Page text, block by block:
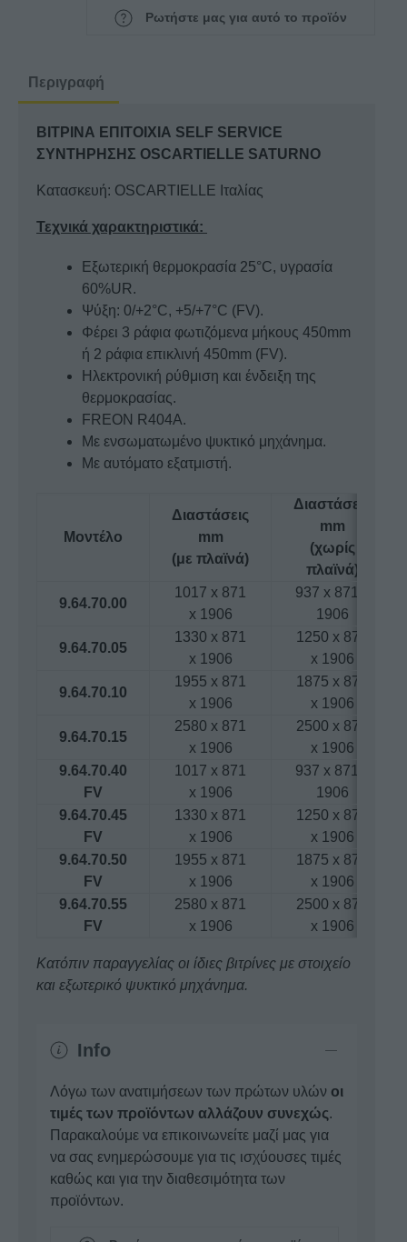
OSCARTIELLE
SATURNO
Ρωτήστε μας για αυτό το προϊόν
Περιγραφή
ΒΙΤΡΙΝΑ ΕΠΙΤΟΙΧΙΑ SELF SERVICE
ΣΥΝΤΗΡΗΣΗΣ OSCARTIELLE SATURNO
Κατασκευή: OSCARTIELLE Ιταλίας
Τεχνικά χαρακτηριστικά:
Εξωτερική θερμοκρασία 25°C, υγρασία
60%UR.
Ψύξη: 0/+2°C, +5/+7°C (FV).
Φέρει 3 ράφια φωτιζόμενα μήκους 450mm
ή 2 ράφια επικλινή 450mm (FV).
Ηλεκτρονική ρύθμιση και ένδειξη της
θερμοκρασίας.
FREON R404Α.
Με ενσωματωμένο ψυκτικό μηχάνημα.
Με αυτόματο εξατμιστή.
Μοντέλο
Διαστάσεις
mm
(με πλαϊνά)
Διαστάσεις
mm
(χωρίς
πλαϊνά)
9.64.70.00
1017 x 871
x 1906
937 x 871 x
1906
9.64.70.05
1330 x 871
x 1906
1250 x 871
x 1906
9.64.70.10
1955 x 871
x 1906
1875 x 871
x 1906
9.64.70.15
2580 x 871
x 1906
2500 x 871
x 1906
9.64.70.40
FV
1017 x 871
x 1906
937 x 871 x
1906
9.64.70.45
FV
1330 x 871
x 1906
1250 x 871
x 1906
9.64.70.50
FV
1955 x 871
x 1906
1875 x 871
x 1906
9.64.70.55
FV
2580 x 871
x 1906
2500 x 871
x 1906
Κατόπιν παραγγελίας οι ίδιες βιτρίνες με στοιχείο
και εξωτερικό ψυκτικό μηχάνημα.
Info
Λόγω των ανατιμήσεων των πρώτων υλών οι
τιμές των προϊόντων αλλάζουν συνεχώς.
Παρακαλούμε να επικοινωνείτε μαζί μας για
να σας ενημερώσουμε για τις ισχύουσες τιμές
καθώς και για την διαθεσιμότητα των
προϊόντων.